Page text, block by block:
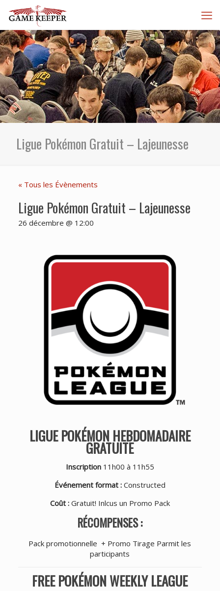
Ligue Pokémon Gratuit – Lajeunesse
« Tous les Évènements
Ligue Pokémon Gratuit – Lajeunesse
26 décembre @ 12:00
LIGUE POKÉMON HEBDOMADAIRE
GRATUITE
Inscription 11h00 à 11h55
Événement format : Constructed
Coût :Gratuit! Inlcus un Promo Pack
RÉCOMPENSES :
Pack promotionnelle + Promo Tirage Parmit les
participants
FREE POKÉMON WEEKLY LEAGUE